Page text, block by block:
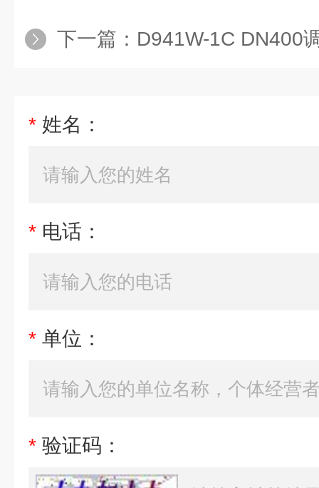
下一篇： D941W-1C DN400
* 姓名：
* 电话：
* 单位：
* 验证码：